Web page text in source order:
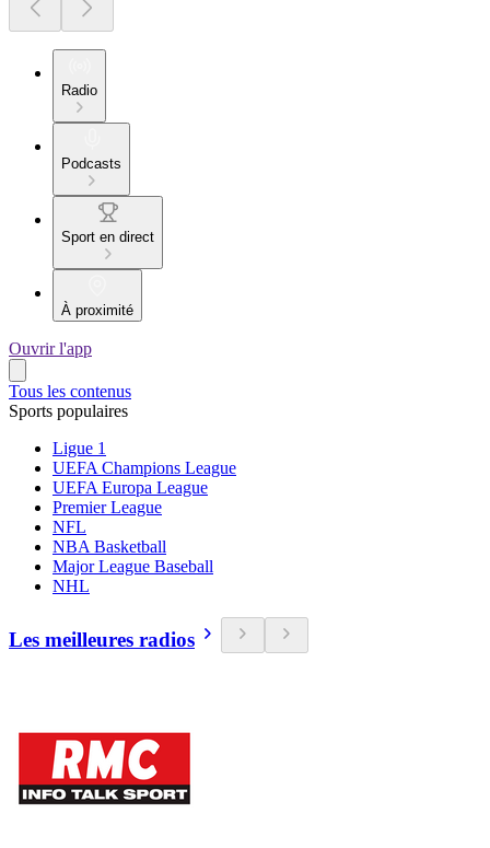
Radio
Podcasts
Sport en direct
À proximité
Ouvrir l'app
Tous les contenus
Sports populaires
Ligue 1
UEFA Champions League
UEFA Europa League
Premier League
NFL
NBA Basketball
Major League Baseball
NHL
Les meilleures radios